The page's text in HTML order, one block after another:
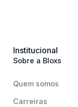
Institucional
Sobre a Bloxs
Quem somos
Carreiras